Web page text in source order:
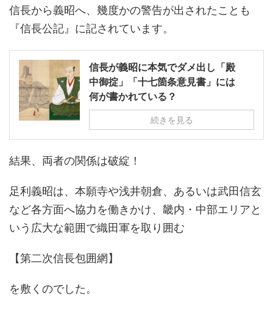
信長から義昭へ、幾度かの警告が出されたことも
『信長公記』に記されています。
信長が義昭に本気でダメ出し「殿
中御掟」「十七箇条意見書」には
何が書かれている？
続きを見る
結果、両者の関係は破綻！
足利義昭は、本願寺や浅井朝倉、あるいは武田信玄
など各方面へ協力を働きかけ、畿内・中部エリアと
いう広大な範囲で織田軍を取り囲む
【第二次信長包囲網】
を敷くのでした。